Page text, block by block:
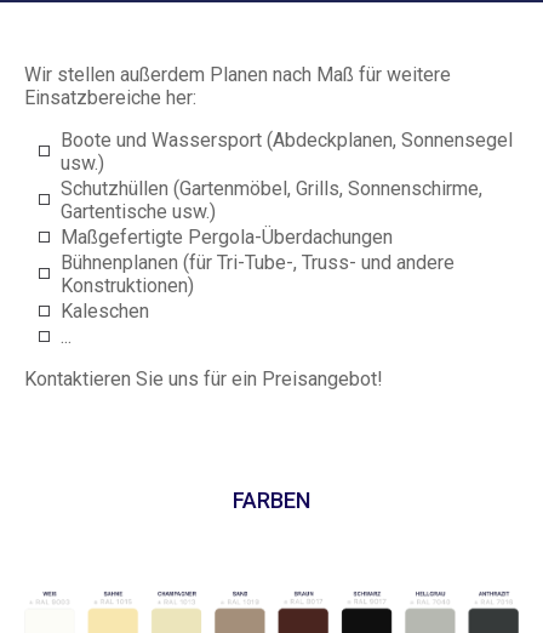
Wir stellen außerdem Planen nach Maß für weitere
Einsatzbereiche her:
Boote und Wassersport (Abdeckplanen, Sonnensegel
usw.)
Schutzhüllen (Gartenmöbel, Grills, Sonnenschirme,
Gartentische usw.)
Maßgefertigte Pergola-Überdachungen
Bühnenplanen (für Tri-Tube-, Truss- und andere
Konstruktionen)
Kaleschen
...
Kontaktieren Sie uns für ein Preisangebot!
FARBEN